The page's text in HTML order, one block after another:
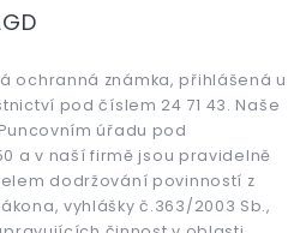
ochranná známka, přihlášená u
pod číslem 24 71 43. Naše
úřadu pod
a v naší firmě jsou pravidelně
dodržování povinností z
vyhlášky č.363/2003 Sb.,